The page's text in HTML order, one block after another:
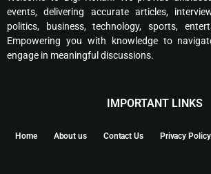
events, delivering accurate articles,
politics, business, technology, sports,
Empowering you with knowledge to
engage in meaningful discussions.
IMPORTANT LINKS
Home About us Contact Us Privacy Policy